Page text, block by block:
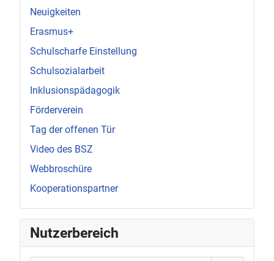
Neuigkeiten
Erasmus+
Schulscharfe Einstellung
Schulsozialarbeit
Inklusionspädagogik
Förderverein
Tag der offenen Tür
Video des BSZ
Webbroschüre
Kooperationspartner
Nutzerbereich